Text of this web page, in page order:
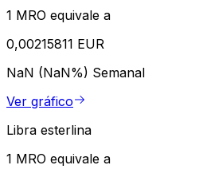
1 MRO equivale a
0,00215811 EUR
NaN (NaN%) Semanal
Ver gráfico
Libra esterlina
1 MRO equivale a